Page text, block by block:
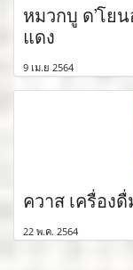
หมวกบู ด’โ
แดง
9 เม.ย 2564
ควาส เครื่อง
22 พ.ค. 2564